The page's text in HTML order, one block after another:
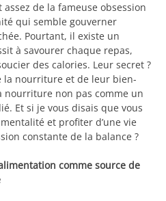
de la fameuse obsession
qui semble gouverner
Pourtant, il existe un
à savourer chaque repas,
des calories. Leur secret ?
la nourriture et de leur bien-
nourriture non pas comme un
Et si je vous disais que vous
et profiter d’une vie
constante de la balance ?
comme source de